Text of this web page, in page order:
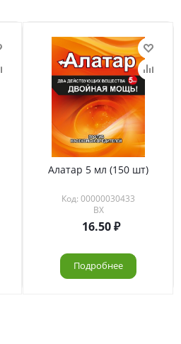
Алатар 5 мл (150 шт)
Код: 00000030433
ВХ
16.50
Подробнее